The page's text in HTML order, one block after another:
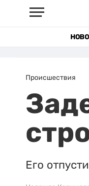
Происшествия
Его